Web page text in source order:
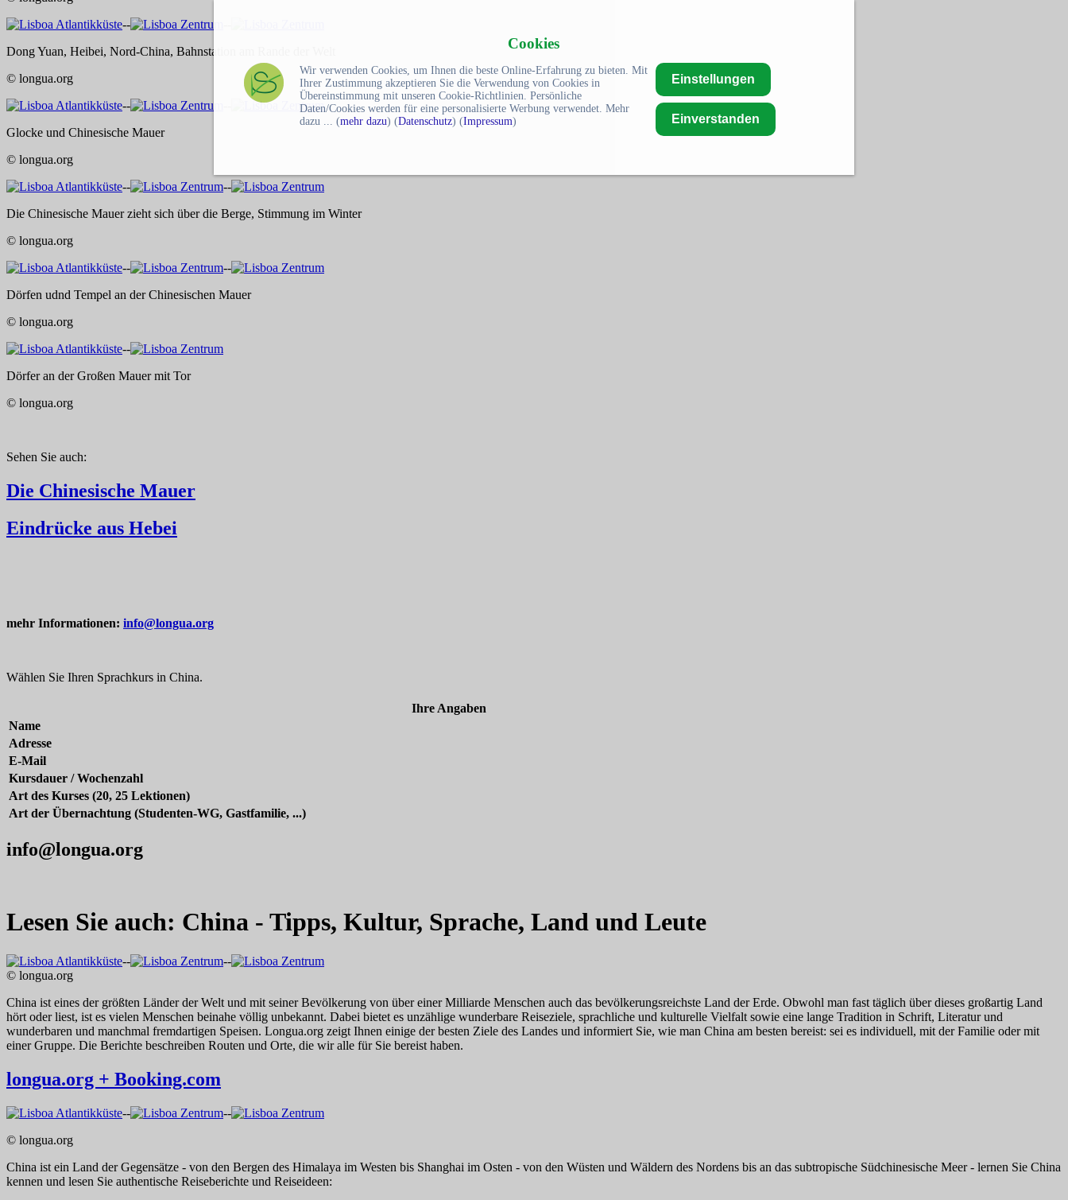
Cookies
Wir verwenden Cookies, um Ihnen die beste Online-Erfahrung zu bieten. Mit
Ihrer Zustimmung akzeptieren Sie die Verwendung von Cookies in
Übereinstimmung mit unseren Cookie-Richtlinien. Persönliche
Daten/Cookies werden für eine personalisierte Werbung verwendet. Mehr
dazu ... (mehr dazu) (Datenschutz) (Impressum)
Einstellungen
Einverstanden
--
Dong Yuan, Heibei, Nord-China, Bahnstation am Rande der Welt
© longua.org
--
Glocke und Chinesische Mauer
© longua.org
--
--
Die Chinesische Mauer zieht sich über die Berge, Stimmung im Winter
© longua.org
--
--
Dörfen udnd Tempel an der Chinesischen Mauer
© longua.org
--
Dörfer an der Großen Mauer mit Tor
© longua.org
Sehen Sie auch:
Die Chinesische Mauer
Eindrücke aus Hebei
mehr Informationen: info@longua.org
Wählen Sie Ihren Sprachkurs in China.
Ihre Angaben
Name
Adresse
E-Mail
Kursdauer / Wochenzahl
Art des Kurses (20, 25 Lektionen)
Art der Übernachtung (Studenten-WG, Gastfamilie, ...)
info@longua.org
Lesen Sie auch: China - Tipps, Kultur, Sprache, Land und Leute
--
--
© longua.org
China ist eines der größten Länder der Welt und mit seiner Bevölkerung von über einer Milliarde Menschen auch das bevölkerungsreichste Land der Erde. Obwohl man fast täglich über dieses großartig Land
hört oder liest, ist es vielen Menschen beinahe völlig unbekannt. Dabei bietet es unzählige wunderbare Reiseziele, sprachliche und kulturelle Vielfalt sowie eine lange Tradition in Schrift, Literatur und
wunderbaren und manchmal fremdartigen Speisen. Longua.org zeigt Ihnen einige der besten Ziele des Landes und informiert Sie, wie man China am besten bereist: sei es individuell, mit der Familie oder mit
einer Gruppe. Die Berichte beschreiben Routen und Orte, die wir alle für Sie bereist haben.
longua.org + Booking.com
--
--
© longua.org
China ist ein Land der Gegensätze - von den Bergen des Himalaya im Westen bis Shanghai im Osten - von den Wüsten und Wäldern des Nordens bis an das subtropische Südchinesische Meer - lernen Sie China
kennen und lesen Sie authentische Reiseberichte und Reiseideen: